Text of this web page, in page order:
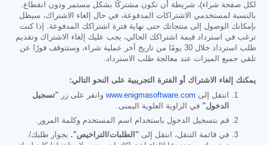
لكل صفحة شراء)، شريطة أن تكون مشتركًا بشكل مستمر ودون انقطاع.
بالنسبة لمستخدمي الاشتراكات المدفوعة، في حال إلغاء الاشتراك، سيظل
بإمكانك الوصول إلى منتجاتك حتى نهاية فترة اشتراكك المدفوعة. إذا كنت
ترغب في استرداد قيمة اشتراكك الحالي، يجب عليك إلغاء الاشتراك وتقديم
طلب استرداد خلال 30 يومًا من تاريخ آخر عملية شراء، وستتوقف فورًا عن
تلقي جميع الميزات عند معالجة طلب الاسترداد.
يمكنك إلغاء الاشتراك أو الفترة التجريبية على النحو التالي:
انتقل إلى www.enigmasoftware.com وانقر على زر "تسجيل
الدخول" في الزاوية العلوية اليمنى.
قم بتسجيل الدخول باستخدام اسم المستخدم وكلمة المرور.
في قائمة التنقل، انتقل إلى "الطلبات/التراخيص". بجوار طلبك/